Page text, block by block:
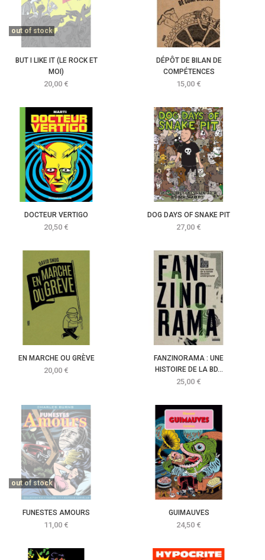
out of stock
BUT I LIKE IT (LE ROCK ET
MOI)
Prix
20,00 €
DÉPÔT DE BILAN DE
COMPÉTENCES
Prix
15,00 €
DOCTEUR VERTIGO
Prix
20,50 €
DOG DAYS OF SNAKE PIT
Prix
27,00 €
EN MARCHE OU GRÈVE
Prix
20,00 €
FANZINORAMA : UNE
HISTOIRE DE LA BD...
Prix
25,00 €
out of stock
FUNESTES AMOURS
Prix
11,00 €
GUIMAUVES
Prix
24,50 €